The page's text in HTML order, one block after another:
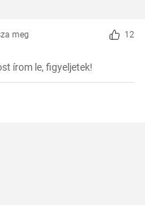
meg 12
írom le, figyeljetek!